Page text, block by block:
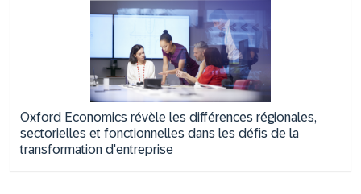
Oxford Economics révèle les différences régionales,
sectorielles et fonctionnelles dans les défis de la
transformation d'entreprise